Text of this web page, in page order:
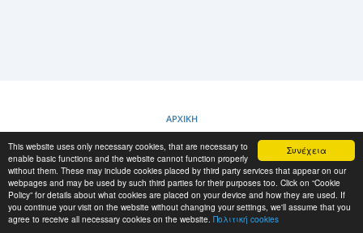
Συνέχεια
This website uses only necessary cookies, that are necessary to
enable basic functions and the website cannot function properly
without them. These may include cookies placed by third party services that appear on our
webpages and may be used by such third parties for their purposes too. Click on “Cookie
Policy” for details about what cookies are placed on your device and how they are used. If
you continue your visit on the website without changing your settings, we'll assume that you
agree to receive all necessary cookies on the website. Πολιτική cookies
ΑΡΧΙΚΗ
ΠΟΛΙΤΙΚΗ COOKIES
RESCUE MATERIAL